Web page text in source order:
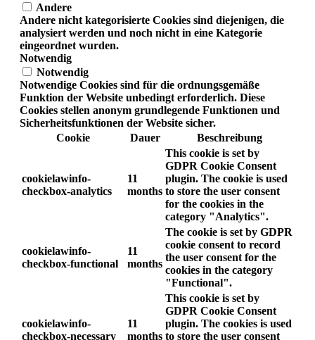
Andere
Andere nicht kategorisierte Cookies sind diejenigen, die
analysiert werden und noch nicht in eine Kategorie
eingeordnet wurden.
Notwendig
Notwendig
Notwendige Cookies sind für die ordnungsgemäße
Funktion der Website unbedingt erforderlich. Diese
Cookies stellen anonym grundlegende Funktionen und
Sicherheitsfunktionen der Website sicher.
Cookie
Dauer Beschreibung
cookielawinfo-
checkbox-analytics
11
months
This cookie is set by
GDPR Cookie Consent
plugin. The cookie is used
to store the user consent
for the cookies in the
category "Analytics".
cookielawinfo-
checkbox-functional
11
months
The cookie is set by GDPR
cookie consent to record
the user consent for the
cookies in the category
"Functional".
cookielawinfo-
checkbox-necessary
11
months
This cookie is set by
GDPR Cookie Consent
plugin. The cookies is used
to store the user consent